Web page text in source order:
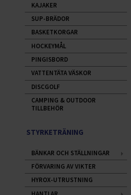
KAJAKER
SUP-BRÄDOR
BASKETKORGAR
HOCKEYMÅL
PINGISBORD
VATTENTÄTA VÄSKOR
DISCGOLF
CAMPING & OUTDOOR
TILLBEHÖR
STYRKETRÄNING
BÄNKAR OCH STÄLLNINGAR
FÖRVARING AV VIKTER
HYROX-UTRUSTNING